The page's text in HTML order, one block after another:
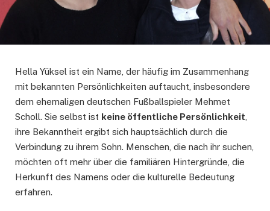
Hella Yüksel ist ein Name, der häufig im Zusammenhang
mit bekannten Persönlichkeiten auftaucht, insbesondere
dem ehemaligen deutschen Fußballspieler Mehmet
Scholl. Sie selbst ist keine öffentliche Persönlichkeit
ihre Bekanntheit ergibt sich hauptsächlich durch die
Verbindung zu ihrem Sohn. Menschen, die nach ihr suchen,
möchten oft mehr über die familiären Hintergründe, die
Herkunft des Namens oder die kulturelle Bedeutung
erfahren.